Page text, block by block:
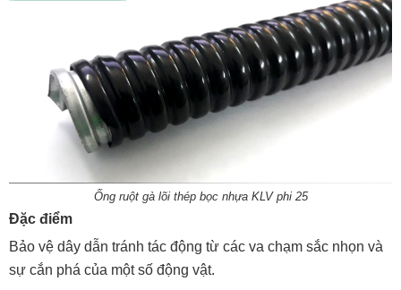
Ống ruột gà lõi thép bọc nhựa KLV phi 25
Đặc điểm
Bảo vệ dây dẫn tránh tác động từ các va chạm sắc nhọn và
sự cắn phá của một số động vật.